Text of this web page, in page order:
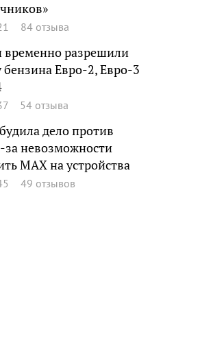
84 отзыва
временно разрешили
Евро-2, Евро-3
54 отзыва
дело против
за невозможности
MAX на устройства
49 отзывов